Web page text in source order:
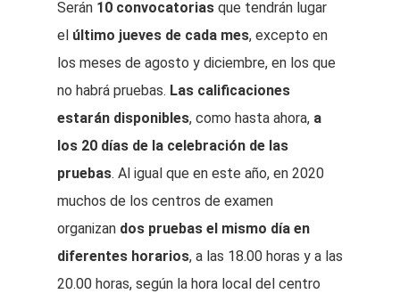
Serán 10 convocatorias que tendrán lugar
el último jueves de cada mes, excepto en
los meses de agosto y diciembre, en los que
no habrá pruebas. Las calificaciones
estarán disponibles, como hasta ahora, a
los 20 días de la celebración de las
pruebas. Al igual que en este año, en 2020
muchos de los centros de examen
organizan dos pruebas el mismo día en
diferentes horarios, a las 18.00 horas y a las
20.00 horas, según la hora local del centro